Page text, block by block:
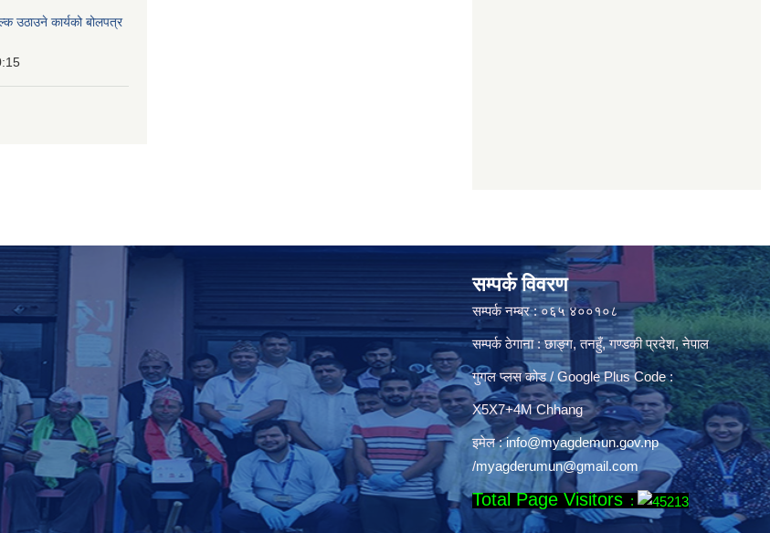
उठाउने कार्यको बोलपत्र
सम्पर्क विवरण
सम्पर्क नम्बर : ०६५ ४००१०८
सम्पर्क ठेगाना : छाङ्ग, तनहुँ, गण्डकी प्रदेश, नेपाल
गुगल प्लस कोड / Google Plus Code :
X5X7+4M Chhang
इमेल :info@myagdemun.gov.np
/myagderumun@gmail.com
Total Page Visitors :